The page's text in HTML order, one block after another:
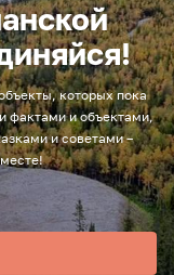
которых пока
фактами и объектами,
и советами –